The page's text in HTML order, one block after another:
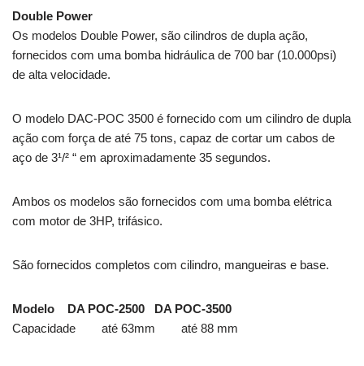
Double Power
Os modelos Double Power, são cilindros de dupla ação,
fornecidos com uma bomba hidráulica de 700 bar (10.000psi)
de alta velocidade.
O modelo DAC-POC 3500 é fornecido com um cilindro de dupla
ação com força de até 75 tons, capaz de cortar um cabos de
aço de 3¹/² “ em aproximadamente 35 segundos.
Ambos os modelos são fornecidos com uma bomba elétrica
com motor de 3HP, trifásico.
São fornecidos completos com cilindro, mangueiras e base.
Modelo DA POC-2500 DA POC-3500
Capacidade até 63mm até 88 mm